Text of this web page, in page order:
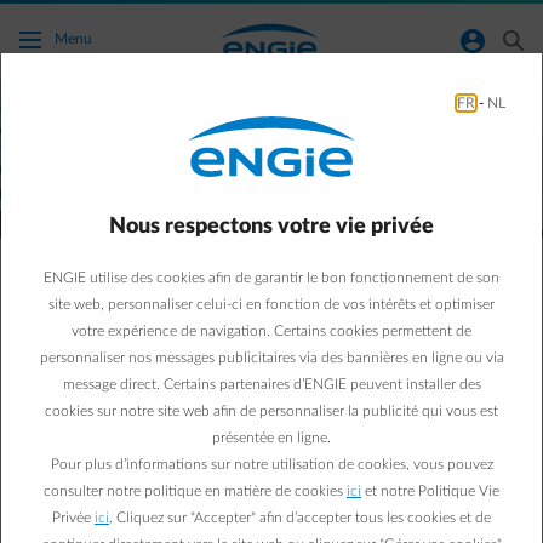
Accéder au contenu principal
Menu normal-account-circle search
Qu’est-ce que le partage d’énergie ou la
vente de pair à pair?
Nous vous expliquons ce qu’il faut savoir sur les différents
systèmes existants.
FR - NL
Nous respectons votre vie privée
ENGIE utilise des cookies afin de garantir le bon fonctionnement de son
site web, personnaliser celui-ci en fonction de vos intérêts et optimiser
votre expérience de navigation. Certains cookies permettent de
personnaliser nos messages publicitaires via des bannières en ligne ou via
message direct. Certains partenaires d’ENGIE peuvent installer des
cookies sur notre site web afin de personnaliser la publicité qui vous est
présentée en ligne.
Pour plus d’informations sur notre utilisation de cookies, vous pouvez
consulter notre politique en matière de cookies ici et notre Politique Vie
Privée ici . Cliquez sur "Accepter" afin d’accepter tous les cookies et de